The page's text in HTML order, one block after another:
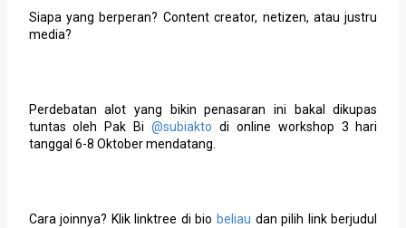
Siapa yang berperan? Content creator, netizen, atau justru
media?
Perdebatan alot yang bikin penasaran ini bakal dikupas
tuntas oleh Pak Bi@subiakto di online workshop 3 hari
tanggal 6-8 Oktober mendatang.
Cara joinnya? Klik linktree di bio beliau dan pilih link berjudul